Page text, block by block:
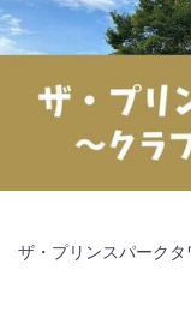
ザ・プリンスパークタ